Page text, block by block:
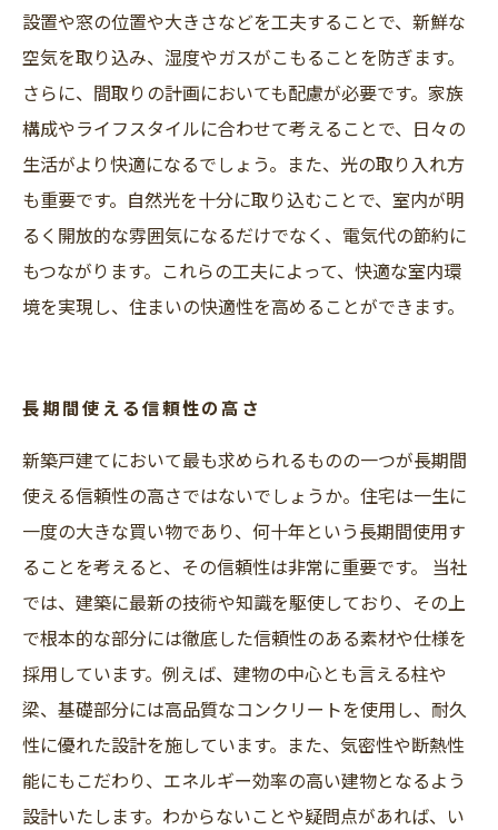
設置や窓の位置や大きさなどを工夫することで、新鮮な
空気を取り込み、湿度やガスがこもることを防ぎます。
さらに、間取りの計画においても配慮が必要です。家族
構成やライフスタイルに合わせて考えることで、日々の
生活がより快適になるでしょう。また、光の取り入れ方
も重要です。自然光を十分に取り込むことで、室内が明
るく開放的な雰囲気になるだけでなく、電気代の節約に
もつながります。これらの工夫によって、快適な室内環
境を実現し、住まいの快適性を高めることができます。
長期間使える信頼性の高さ
新築戸建てにおいて最も求められるものの一つが長期間
使える信頼性の高さではないでしょうか。住宅は一生に
一度の大きな買い物であり、何十年という長期間使用す
ることを考えると、その信頼性は非常に重要です。 当社
では、建築に最新の技術や知識を駆使しており、その上
で根本的な部分には徹底した信頼性のある素材や仕様を
採用しています。例えば、建物の中心とも言える柱や
梁、基礎部分には高品質なコンクリートを使用し、耐久
性に優れた設計を施しています。また、気密性や断熱性
能にもこだわり、エネルギー効率の高い建物となるよう
設計いたします。わからないことや疑問点があれば、い